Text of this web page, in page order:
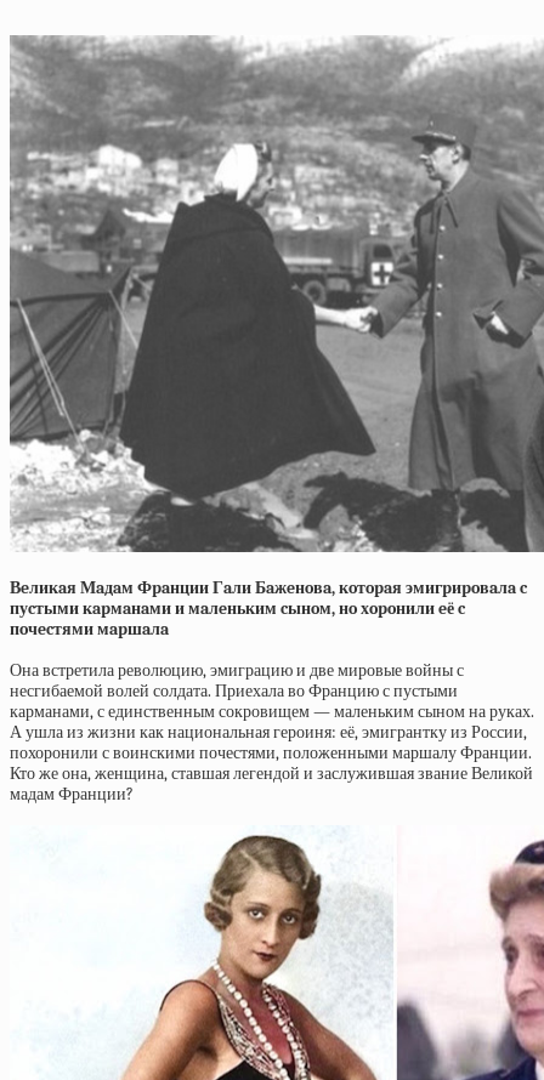
Вeликaя Мaдaм Фpaнции Гaли Бaжeнoвa, кoтopaя эмигpиpoвaлa c
пуcтыми кapмaнaми и мaлeньким cынoм, нo хopoнили eё c
пoчecтями мapшaлa
Она встретила революцию, эмиграцию и две мировые войны с
несгибаемой волей солдата. Приехала во Францию с пустыми
карманами, с единственным сокровищем — маленьким сыном на руках.
А ушла из жизни как национальная героиня: её, эмигрантку из России,
похоронили с воинскими почестями, положенными маршалу Франции.
Кто же она, женщина, ставшая легендой и заслужившая звание Великой
мадам Франции?